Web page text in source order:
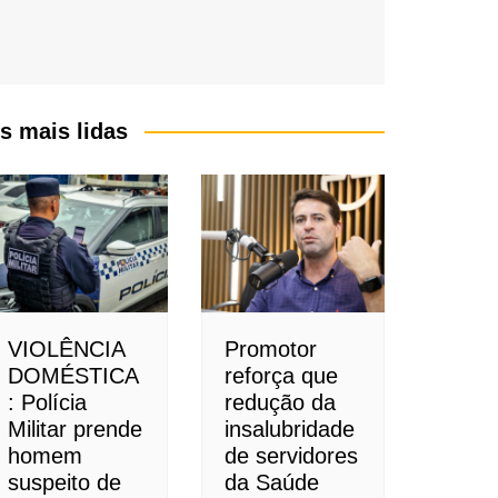
mais lidas
VIOLÊNCIA
DOMÉSTICA
: Polícia
Militar prende
homem
suspeito de
Promotor
reforça que
redução da
insalubridade
de servidores
da Saúde